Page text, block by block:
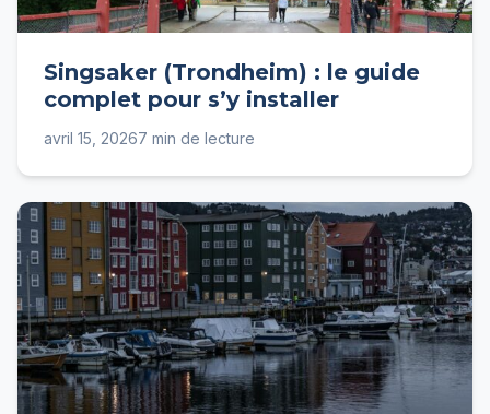
Singsaker (Trondheim) : le guide
complet pour s’y installer
avril 15, 20267 min de lecture